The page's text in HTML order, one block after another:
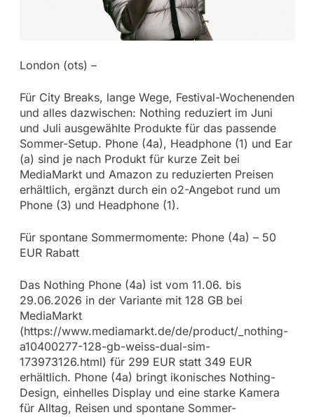
London (ots) –
Für City Breaks, lange Wege, Festival-Wochenenden
und alles dazwischen: Nothing reduziert im Juni
und Juli ausgewählte Produkte für das passende
Sommer-Setup. Phone (4a), Headphone (1) und Ear
(a) sind je nach Produkt für kurze Zeit bei
MediaMarkt und Amazon zu reduzierten Preisen
erhältlich, ergänzt durch ein o2-Angebot rund um
Phone (3) und Headphone (1).
Für spontane Sommermomente: Phone (4a) – 50
EUR Rabatt
Das Nothing Phone (4a) ist vom 11.06. bis
29.06.2026 in der Variante mit 128 GB bei
MediaMarkt
(https://www.mediamarkt.de/de/product/_nothing-
a10400277-128-gb-weiss-dual-sim-
173973126.html) für 299 EUR statt 349 EUR
erhältlich. Phone (4a) bringt ikonisches Nothing-
Design, einhelles Display und eine starke Kamera
für Alltag, Reisen und spontane Sommer-